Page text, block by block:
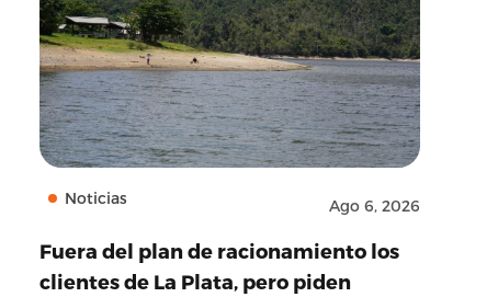
Noticias Ago 6, 2026
Fuera del plan de racionamiento los
clientes de La Plata, pero piden